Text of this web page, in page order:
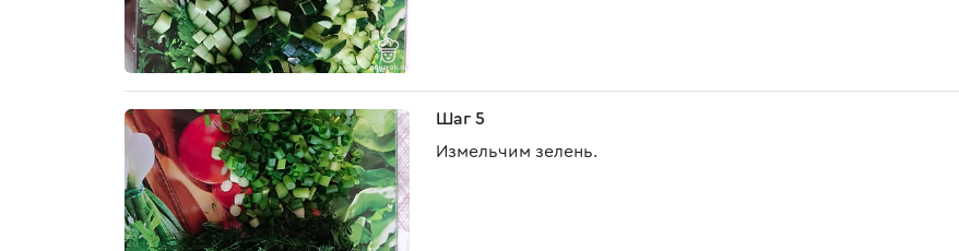
Шаг 5
Измельчим зелень.